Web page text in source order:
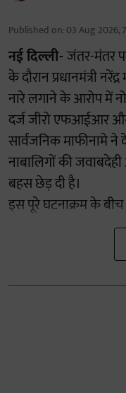
Published on: 03 Aug 2026,
नई दिल्ली-जंतर-मंतर
के दौरान प्रधानमंत्री
नारे लगाने के आरोप में
दर्ज जीरो एफआईआर
सार्वजनिक माफीनामे ने
नाबालिगों की
बहस छेड़ दी है।
इस पूरे घटनाक्रम के बीच